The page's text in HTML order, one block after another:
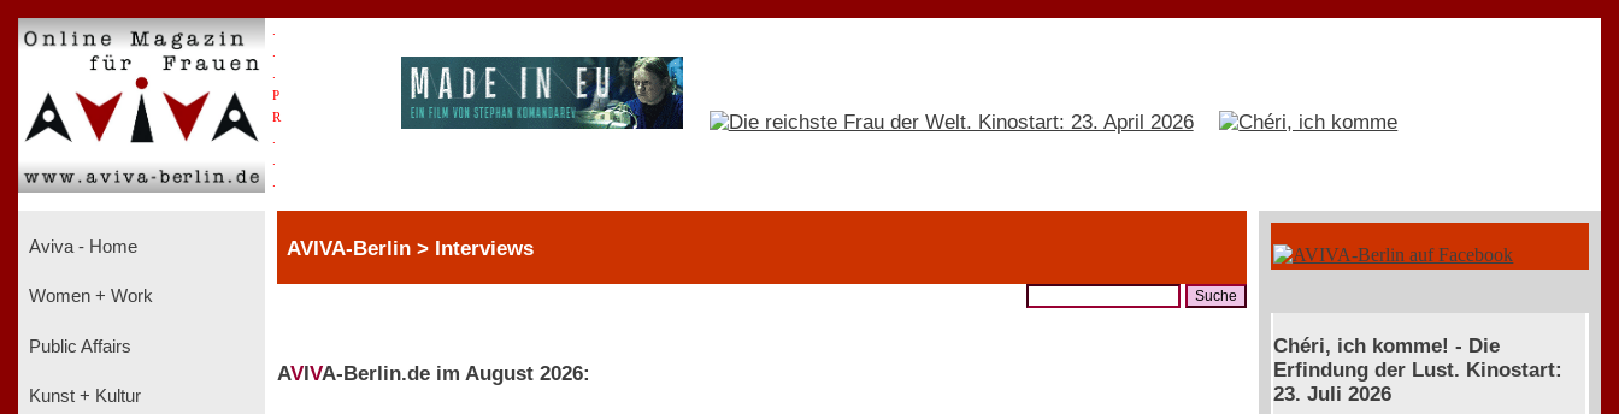
P
R
Aviva - Home
Women + Work
Public Affairs
Kunst + Kultur
AVIVA-Berlin > Interviews
AVIVA-Berlin.de im August 2026:
Chéri, ich komme! - Die
Erfindung der Lust. Kinostart:
23. Juli 2026